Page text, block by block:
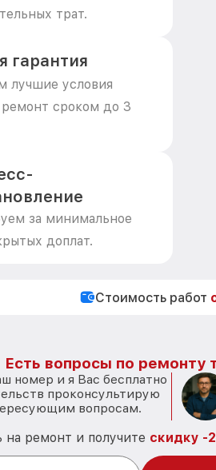
трат.
гарантия
лучшие условия
ремонт сроком до 3
за минимальное
доплат.
Стоимость работ
Есть вопросы по ремонту
номер и я Вас бесплатно
проконсультирую
вопросам.
на ремонт и получите скидку -